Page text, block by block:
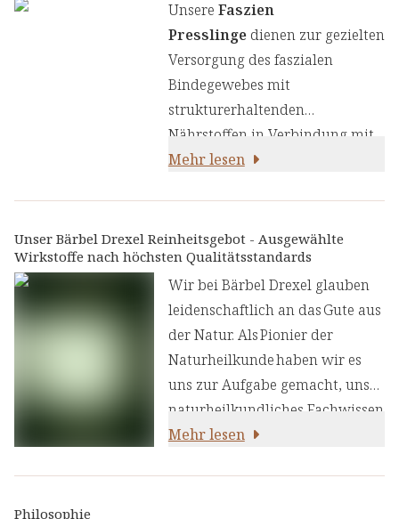
Unsere Faszien
Presslingedienen zur gezielten
Versorgung des faszialen
Bindegewebes mit
strukturerhaltenden
Nährstoffen in Verbindung mit
Faszientraining und
Frucht-Kräuter-Gemüsekomplex
zählen zu den Schlüssel-
Inhaltsstoffen.
Mehr lesen
Unser Bärbel Drexel Reinheitsgebot - Ausgewählte
Wirkstoffe nach höchsten Qualitätsstandards
Wir bei Bärbel Drexel glauben
leidenschaftlich an das Gute aus
der Natur. Als Pionier der
Naturheilkunde haben wir es
uns zur Aufgabe gemacht, unser
naturheilkundliches Fachwissen
und unsere Erfahrung mit den
Mehr lesen
Philosophie